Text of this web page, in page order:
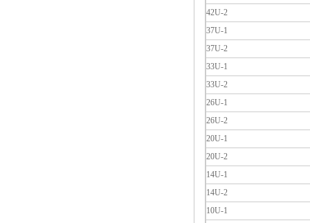
42U-2
37U-1
37U-2
33U-1
33U-2
26U-1
26U-2
20U-1
20U-2
14U-1
14U-2
10U-1